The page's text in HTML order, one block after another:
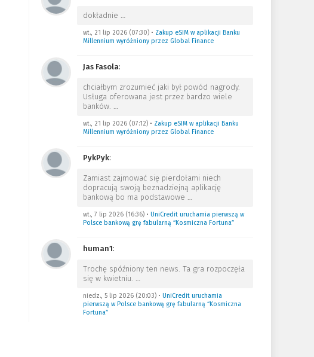
dokładnie …
wt., 21 lip 2026 (07:30)• Zakup eSIM w aplikacji Banku
Millennium wyróżniony przez Global Finance
Jas Fasola:
chciałbym zrozumieć jaki był powód nagrody.
Usługa oferowana jest przez bardzo wiele
banków. …
wt., 21 lip 2026 (07:12)• Zakup eSIM w aplikacji Banku
Millennium wyróżniony przez Global Finance
PykPyk:
Zamiast zajmować się pierdołami niech
dopracują swoją beznadziejną aplikację
bankową bo ma podstawowe …
wt., 7 lip 2026 (16:36)• UniCredit uruchamia pierwszą w
Polsce bankową grę fabularną “Kosmiczna Fortuna”
human1:
Trochę spóźniony ten news. Ta gra rozpoczęła
się w kwietniu. …
niedz., 5 lip 2026 (20:03)• UniCredit uruchamia
pierwszą w Polsce bankową grę fabularną “Kosmiczna
Fortuna”